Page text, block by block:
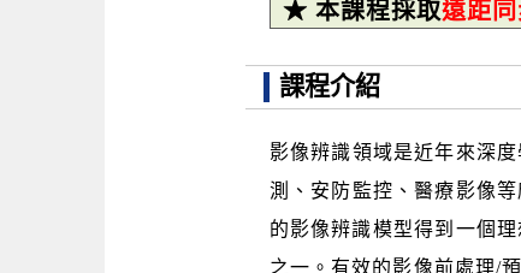
★ 本課程採取遠距
課程介紹
影像辨識領域是近年來深
測、安防監控、醫療影像
的影像辨識模型得到一個
之一。有效的影像前處理/